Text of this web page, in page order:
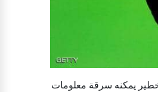
يمكنه سرقة معلومات